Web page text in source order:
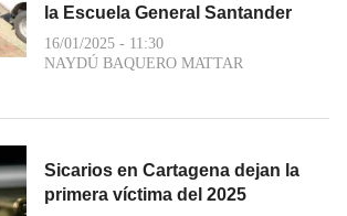
la Escuela General Santander
16/01/2025 - 11:30
NAYDÚ BAQUERO MATTAR
Sicarios en Cartagena dejan la
primera víctima del 2025